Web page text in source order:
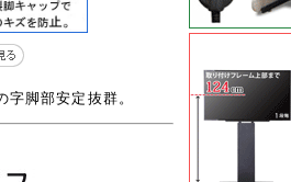
脚部安定抜群。